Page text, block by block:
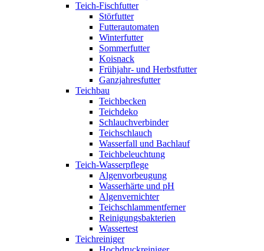
Teich-Fischfutter
Störfutter
Futterautomaten
Winterfutter
Sommerfutter
Koisnack
Frühjahr- und Herbstfutter
Ganzjahresfutter
Teichbau
Teichbecken
Teichdeko
Schlauchverbinder
Teichschlauch
Wasserfall und Bachlauf
Teichbeleuchtung
Teich-Wasserpflege
Algenvorbeugung
Wasserhärte und pH
Algenvernichter
Teichschlammentferner
Reinigungsbakterien
Wassertest
Teichreiniger